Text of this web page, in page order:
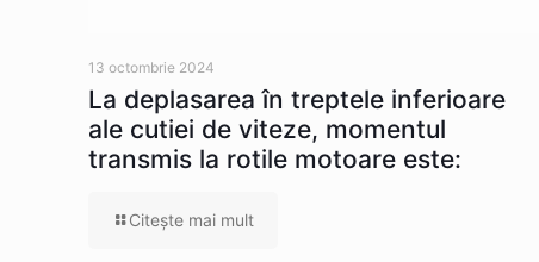
13 octombrie 2024
La deplasarea în treptele inferioare
ale cutiei de viteze, momentul
transmis la rotile motoare este:
Citeşte mai mult